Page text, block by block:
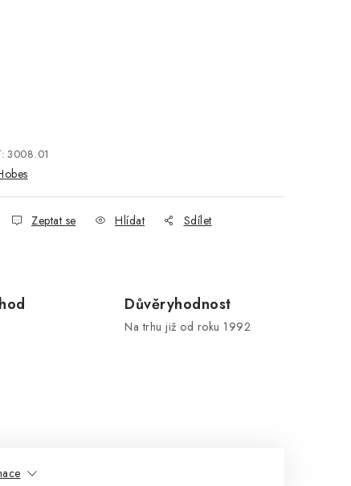
3008.01
Zeptat se Hlídat Sdílet
Důvěryhodnost
Na trhu již od roku 1992